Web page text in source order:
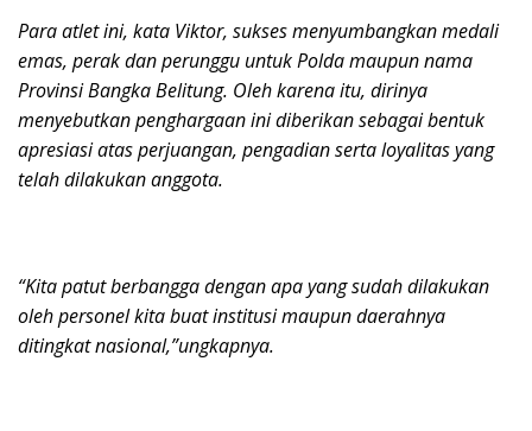
Para atlet ini, kata Viktor, sukses menyumbangkan medali
emas, perak dan perunggu untuk Polda maupun nama
Provinsi Bangka Belitung. Oleh karena itu, dirinya
menyebutkan penghargaan ini diberikan sebagai bentuk
apresiasi atas perjuangan, pengadian serta loyalitas yang
telah dilakukan anggota.
“Kita patut berbangga dengan apa yang sudah dilakukan
oleh personel kita buat institusi maupun daerahnya
ditingkat nasional,”ungkapnya.